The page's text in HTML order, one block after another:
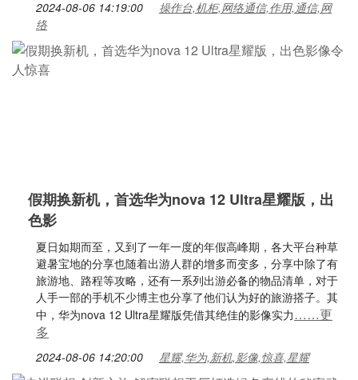
2024-08-06 14:19:00
操作台,机柜,网络通信,作用,通信,网
络
假期换新机，首选华为nova 12 Ultra星耀版，出
色影
夏日如期而至，又到了一年一度的年假高峰期，各大平台种草
避暑宝地的分享也随着出游人群的增多而变多，分享中除了有
旅游地、路程等攻略，还有一系列出游必备的物品清单，对于
人手一部的手机不少博主也分享了他们认为好的旅游搭子。其
中，华为nova 12 Ultra星耀版凭借其绝佳的影像实力……更
多
2024-08-06 14:20:00 星耀,华为,新机,影像,惊喜,星耀